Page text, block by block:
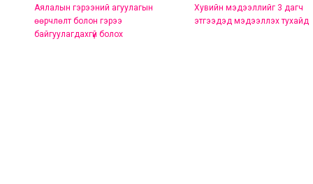
Аялалын гэрээний агуулагын
өөрчлөлт болон гэрээ
байгуулагдахгүй болох
Хувийн мэдээллийг 3 дагч
этгээдэд мэдээллэх тухайд